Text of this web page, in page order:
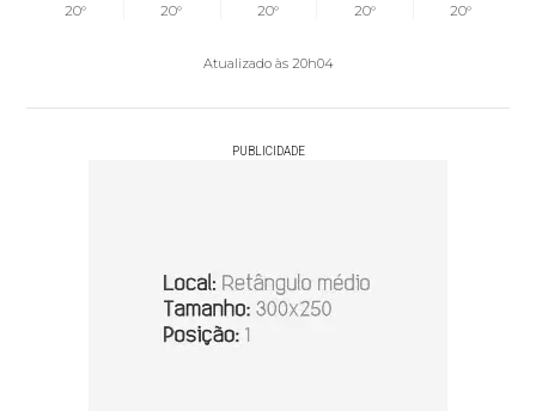
20°
20°
20°
20°
20°
Atualizado às 20h04
PUBLICIDADE